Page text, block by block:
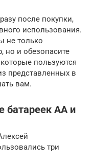
после покупки,
использования.
не только
но и обезопасите
пользуются
представленных в
вам.
батареек АА и
три